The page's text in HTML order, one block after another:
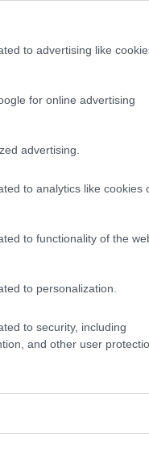
to advertising like
for online advertising
advertising.
to analytics like cookies
to functionality of the
to personalization.
to security, including
and other user
Szilárd/KecsUP Hírek
a korábbi
„modern, tiszta,
az ütemben,